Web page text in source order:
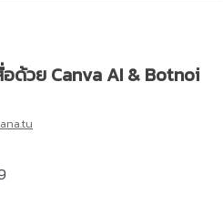
ด้วย Canva AI & Botnoi